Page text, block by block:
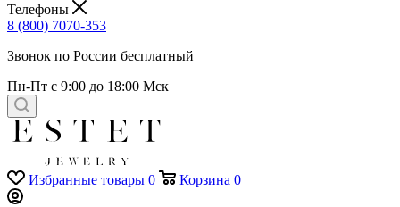
Телефоны
8 (800) 7070-353
Звонок по России бесплатный
Пн-Пт с 9:00 до 18:00 Мск
Избранные товары 0 Корзина 0